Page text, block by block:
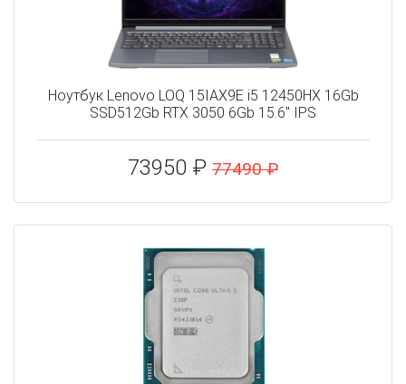
Ноутбук Lenovo LOQ 15IAX9E i5 12450HX 16Gb
SSD512Gb RTX 3050 6Gb 15.6" IPS
73950 ₽ 77490 ₽